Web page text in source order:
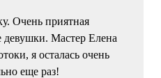
Очень приятная
девушки. Мастер Елена
я осталась очень
еще раз!